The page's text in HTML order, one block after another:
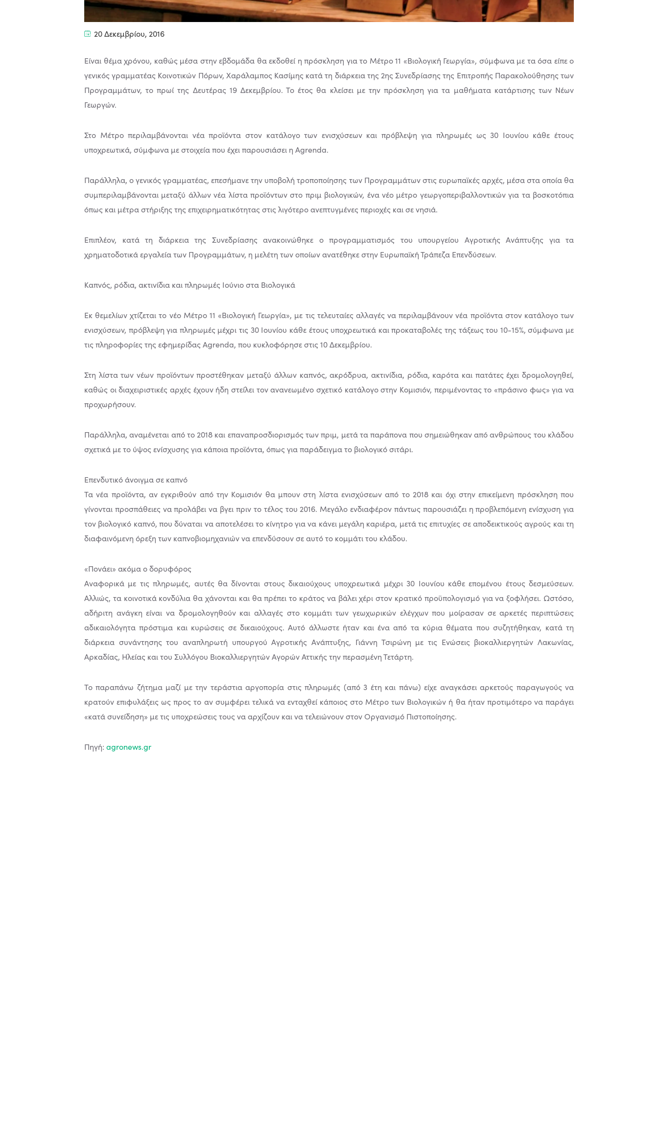
20 Δεκεμβρίου, 2016
Είναι θέμα χρόνου, καθώς μέσα στην εβδομάδα θα εκδοθεί η πρόσκληση για το Μέτρο 11 «Βιολογική Γεωργία», σύμφωνα με τα όσα είπε ο
γενικός γραμματέας Κοινοτικών Πόρων, Χαράλαμπος Κασίμης κατά τη διάρκεια της 2ης Συνεδρίασης της Επιτροπής Παρακολούθησης των
Προγραμμάτων, το πρωί της Δευτέρας 19 Δεκεμβρίου. Το έτος θα κλείσει με την πρόσκληση για τα μαθήματα κατάρτισης των Νέων
Γεωργών.
Στο Μέτρο περιλαμβάνονται νέα προϊόντα στον κατάλογο των ενισχύσεων και πρόβλεψη για πληρωµές ως 30 Ιουνίου κάθε έτους
υποχρεωτικά, σύμφωνα με στοιχεία που έχει παρουσιάσει η Agrenda.
Παράλληλα, ο γενικός γραμματέας, επεσήμανε την υποβολή τροποποίησης των Προγραμμάτων στις ευρωπαϊκές αρχές, μέσα στα οποία θα
συμπεριλαμβάνονται μεταξύ άλλων νέα λίστα προϊόντων στο πριμ βιολογικών, ένα νέο μέτρο γεωργοπεριβαλλοντικών για τα βοσκοτόπια
όπως και μέτρα στήριξης της επιχειρηματικότητας στις λιγότερο ανεπτυγμένες περιοχές και σε νησιά.
Επιπλέον, κατά τη διάρκεια της Συνεδρίασης ανακοινώθηκε ο προγραμματισμός του υπουργείου Αγροτικής Ανάπτυξης για τα
χρηματοδοτικά εργαλεία των Προγραμμάτων, η μελέτη των οποίων ανατέθηκε στην Ευρωπαϊκή Τράπεζα Επενδύσεων.
Καπνός, ρόδια, ακτινίδια και πληρωμές Ιούνιο στα Βιολογικά
Εκ θεµελίων χτίζεται το νέο Μέτρο 11 «Βιολογική Γεωργία», µε τις τελευταίες αλλαγές να περιλαµβάνουν νέα προϊόντα στον κατάλογο των
ενισχύσεων, πρόβλεψη για πληρωµές µέχρι τις 30 Ιουνίου κάθε έτους υποχρεωτικά και προκαταβολές της τάξεως του 10-15%, σύµφωνα µε
τις πληροφορίες της εφηµερίδας Agrenda, που κυκλοφόρησε στις 10 Δεκεμβρίου.
Στη λίστα των νέων προϊόντων προστέθηκαν µεταξύ άλλων καπνός, ακρόδρυα, ακτινίδια, ρόδια, καρότα και πατάτες έχει δροµολογηθεί,
καθώς οι διαχειριστικές αρχές έχουν ήδη στείλει τον ανανεωµένο σχετικό κατάλογο στην Κοµισιόν, περιµένοντας το «πράσινο φως» για να
προχωρήσουν.
Παράλληλα, αναµένεται από το 2018 και επαναπροσδιορισµός των πριµ, µετά τα παράπονα που σηµειώθηκαν από ανθρώπους του κλάδου
σχετικά µε το ύψος ενίσχυσης για κάποια προϊόντα, όπως για παράδειγµα το βιολογικό σιτάρι.
Επενδυτικό άνοιγµα σε καπνό
Τα νέα προϊόντα, αν εγκριθούν από την Κοµισιόν θα µπουν στη λίστα ενισχύσεων από το 2018 και όχι στην επικείµενη πρόσκληση που
γίνονται προσπάθειες να προλάβει να βγει πριν το τέλος του 2016. Μεγάλο ενδιαφέρον πάντως παρουσιάζει η προβλεπόµενη ενίσχυση για
τον βιολογικό καπνό, που δύναται να αποτελέσει το κίνητρο για να κάνει µεγάλη καριέρα, µετά τις επιτυχίες σε αποδεικτικούς αγρούς και τη
διαφαινόµενη όρεξη των καπνοβιοµηχανιών να επενδύσουν σε αυτό το κοµµάτι του κλάδου.
«Πονάει» ακόµα ο δορυφόρος
Αναφορικά µε τις πληρωµές, αυτές θα δίνονται στους δικαιούχους υποχρεωτικά µέχρι 30 Ιουνίου κάθε εποµένου έτους δεσµεύσεων.
Αλλιώς, τα κοινοτικά κονδύλια θα χάνονται και θα πρέπει το κράτος να βάλει χέρι στον κρατικό προϋπολογισµό για να ξοφλήσει. Ωστόσο,
αδήριτη ανάγκη είναι να δροµολογηθούν και αλλαγές στο κοµµάτι των γεωχωρικών ελέγχων που µοίρασαν σε αρκετές περιπτώσεις
αδικαιολόγητα πρόστιµα και κυρώσεις σε δικαιούχους. Αυτό άλλωστε ήταν και ένα από τα κύρια θέµατα που συζητήθηκαν, κατά τη
διάρκεια συνάντησης του αναπληρωτή υπουργού Αγροτικής Ανάπτυξης, Γιάννη Τσιρώνη µε τις Ενώσεις βιοκαλλιεργητών Λακωνίας,
Αρκαδίας, Ηλείας και του Συλλόγου Βιοκαλλιεργητών Αγορών Αττικής την περασµένη Τετάρτη.
Το παραπάνω ζήτηµα µαζί µε την τεράστια αργοπορία στις πληρωµές (από 3 έτη και πάνω) είχε αναγκάσει αρκετούς παραγωγούς να
κρατούν επιφυλάξεις ως προς το αν συµφέρει τελικά να ενταχθεί κάποιος στο Μέτρο των Βιολογικών ή θα ήταν προτιµότερο να παράγει
«κατά συνείδηση» µε τις υποχρεώσεις τους να αρχίζουν και να τελειώνουν στον Οργανισµό Πιστοποίησης.
Πηγή: agronews.gr